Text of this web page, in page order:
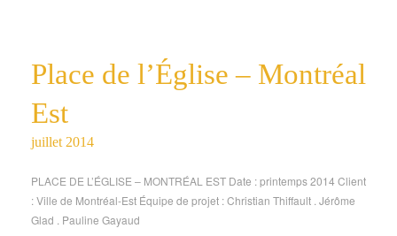
Place de l’Église – Montréal
Est
juillet 2014
PLACE DE L’ÉGLISE – MONTRÉAL EST Date : printemps 2014 Client
: Ville de Montréal-Est Équipe de projet : Christian Thiffault . Jérôme
Glad . Pauline Gayaud